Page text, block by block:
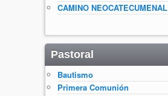
CAMINO NEOCATECUMENAL
Pastoral
Bautismo
Primera Comunión